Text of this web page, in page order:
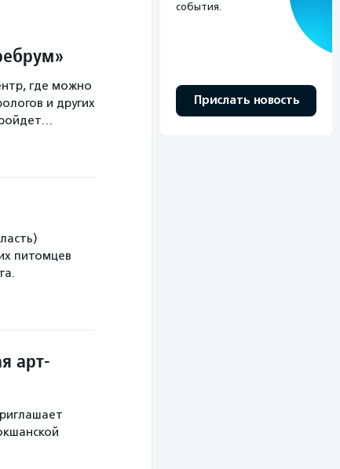
где можно
и других
питомцев
арт-
события.
Прислать новость